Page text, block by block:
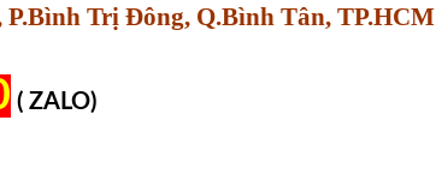
P.Bình Trị Đông, Q.Bình Tân, TP.HCM
( ZALO)